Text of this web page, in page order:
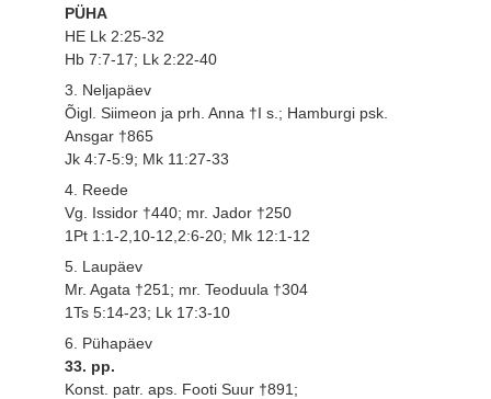
PÜHA
HE Lk 2:25-32
Hb 7:7-17; Lk 2:22-40
3. Neljapäev
Õigl. Siimeon ja prh. Anna †I s.; Hamburgi psk.
Ansgar †865
Jk 4:7-5:9; Mk 11:27-33
4. Reede
Vg. Issidor †440; mr. Jador †250
1Pt 1:1-2,10-12,2:6-20; Mk 12:1-12
5. Laupäev
Mr. Agata †251; mr. Teoduula †304
1Ts 5:14-23; Lk 17:3-10
6. Pühapäev
33. pp.
Konst. patr. aps. Footi Suur †891;